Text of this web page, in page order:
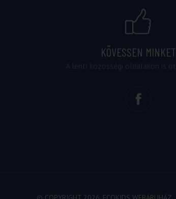
KÖVESSEN MINKET